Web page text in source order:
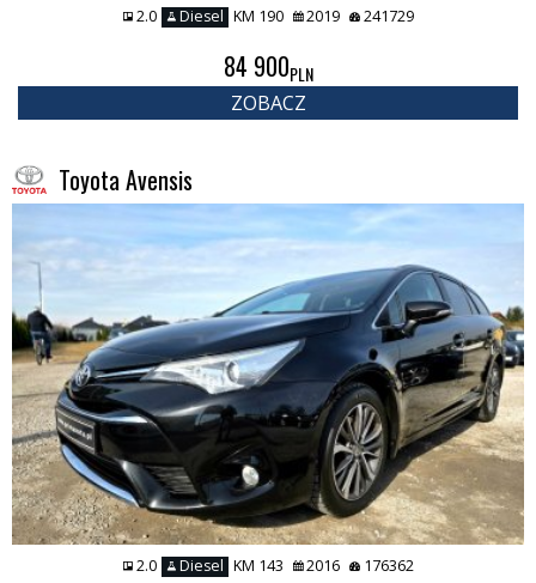
2.0 Diesel KM 190 2019 241729
84 900PLN
ZOBACZ
Toyota Avensis
2.0 Diesel KM 143 2016 176362